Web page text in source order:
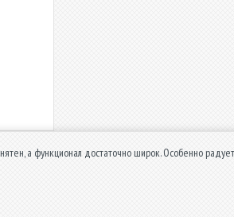
а функционал достаточно широк. Особенно